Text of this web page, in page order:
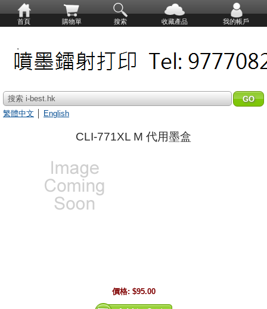
首頁 購物單 搜索 收藏產品 我的帳戶
搜索 i-best.hk
繁體中文
English
CLI-771XL M 代用墨盒
價格: $95.00